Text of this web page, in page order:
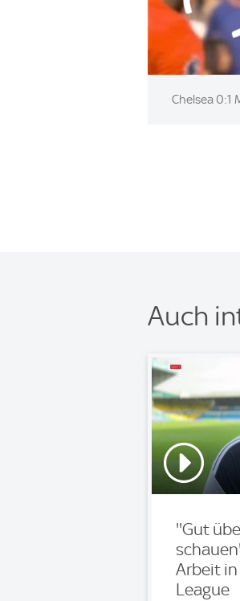
Chelsea 0:1
Auch
''Gut
Arbeit in
League